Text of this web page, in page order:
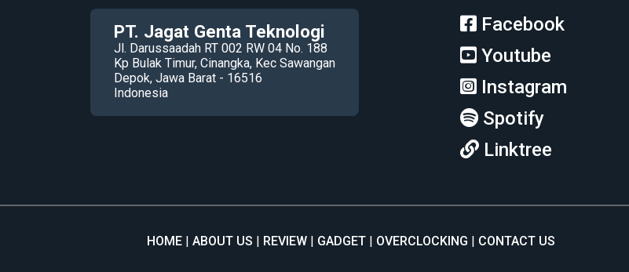
PT. Jagat Genta Teknologi
Jl. Darussaadah RT 002 RW 04 No. 188
Kp Bulak Timur, Cinangka, Kec Sawangan
Depok, Jawa Barat - 16516
Indonesia
Facebook
Youtube
Instagram
Spotify
Linktree
HOME ABOUT US REVIEW GADGET OVERCLOCKING CONTACT US